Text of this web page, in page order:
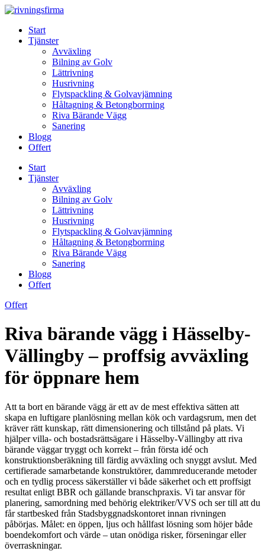
Skip
contentStart
Tjänster
Avväxling
Bilning av Golv
Lättrivning
Husrivning
Flytspackling & Golvavjämning
Håltagning & Betongborrning
Riva Bärande Vägg
Sanering
Blogg
Offert
Start
Tjänster
Avväxling
Bilning av Golv
Lättrivning
Husrivning
Flytspackling & Golvavjämning
Håltagning & Betongborrning
Riva Bärande Vägg
Sanering
Blogg
Offert
Offert
Riva bärande vägg i Hässelby-
Vällingby – proffsig avväxling
för öppnare hem
Att ta bort en bärande vägg är ett av de mest effektiva sätten att
skapa en luftigare planlösning mellan kök och vardagsrum, men det
kräver rätt kunskap, rätt dimensionering och tillstånd på plats. Vi
hjälper villa- och bostadsrättsägare i Hässelby-Vällingby att riva
bärande väggar tryggt och korrekt – från första idé och
konstruktionsberäkning till färdig avväxling och snyggt avslut. Med
certifierade samarbetande konstruktörer, dammreducerande metoder
och en tydlig process säkerställer vi både säkerhet och ett proffsigt
resultat enligt BBR och gällande branschpraxis. Vi tar ansvar för
planering, samordning med behörig elektriker/VVS och ser till att du
får startbesked från Stadsbyggnadskontoret innan rivningen
påbörjas. Målet: en öppen, ljus och hållfast lösning som höjer både
boendekomfort och värde – utan onödiga risker, förseningar eller
överraskningar.